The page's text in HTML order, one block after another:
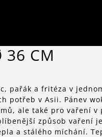
36 CM
pařák a fritéza v
potřeb v Asii. Pánev
ale také pro vaření v
způsob vaření
a stálého míchání.